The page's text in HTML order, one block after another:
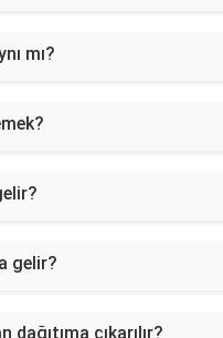
mı?
gelir?
çıkarılır?